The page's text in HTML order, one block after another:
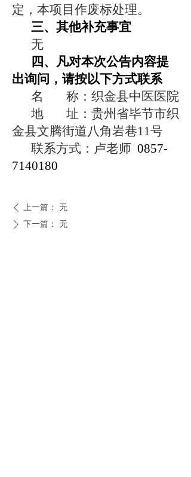
定，本项目作废标处理。
三、其他补充事宜
无
四、凡对本次公告内容提
出询问，请按以下方式联系
名
称：织金县中医医院
地 址： 贵州省毕节市织
金县文腾街道八角岩巷11号
联系方式 ： 卢老师 0857-
7140180
ꄴ 上一篇： 无
ꄲ 下一篇： 无